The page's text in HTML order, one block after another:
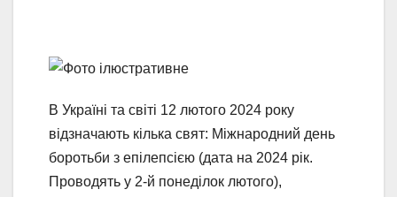
В Україні та світі 12 лютого 2024 року
відзначають кілька свят: Міжнародний день
боротьби з епілепсією (дата на 2024 рік.
Проводять у 2-й понеділок лютого),